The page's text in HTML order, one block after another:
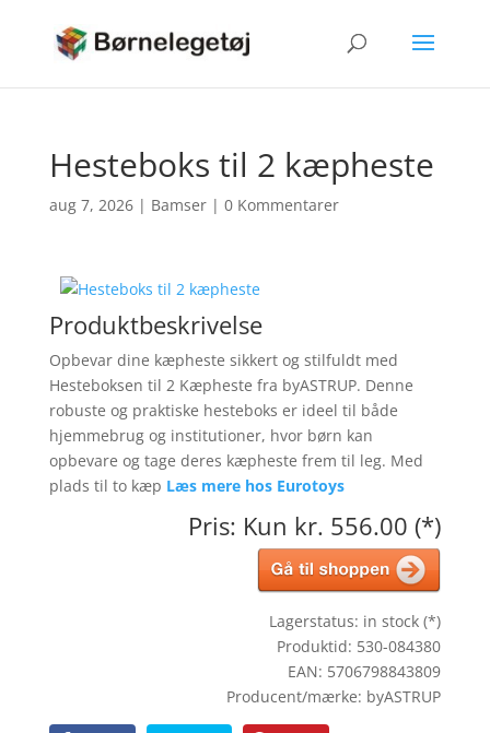
Hesteboks til 2 kæpheste
aug 7, 2026| Bamser| 0 Kommentarer
Produktbeskrivelse
Opbevar dine kæpheste sikkert og stilfuldt med
Hesteboksen til 2 Kæpheste fra byASTRUP. Denne
robuste og praktiske hesteboks er ideel til både
hjemmebrug og institutioner, hvor børn kan
opbevare og tage deres kæpheste frem til leg. Med
plads til to kæp Læs mere hos Eurotoys
Pris: Kun kr. 556.00 (*)
Lagerstatus: in stock (*)
Produktid: 530-084380
EAN: 5706798843809
Producent/mærke: byASTRUP